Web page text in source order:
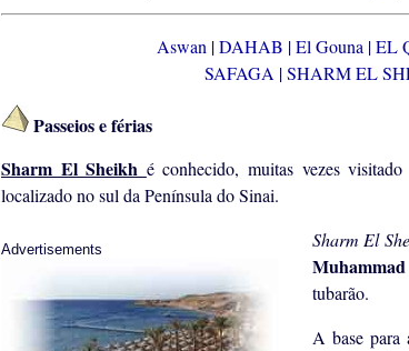
Aswan |DAHAB |El Gouna |EL
SAFAGA |SHARM EL
Passeios e férias
Sharm El Sheikh é conhecido, muitas vezes
localizado no sul da Península do Sinai.
Advertisements Sharm El
Muhammad
tubarão.
A base